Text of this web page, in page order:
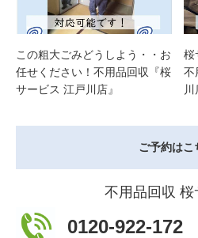
この粗大ごみどうしよう・・お
任せください！不用品回収『桜
サービス 江戸川店』
桜
不
川
ご予約はこ
不用品回収 桜
0120-922-172